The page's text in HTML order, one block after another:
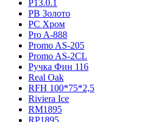
P13.0.1
PB Золото
PC Хром
Pro A-888
Promo AS-205
Promo AS-2CL
Pучка Фин 116
Real Oak
RFH 100*75*2,5
Riviera Ice
RM1895
RP1895